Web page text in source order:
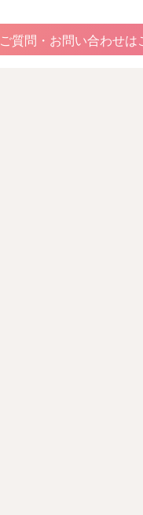
ご質問・お問い合わせは